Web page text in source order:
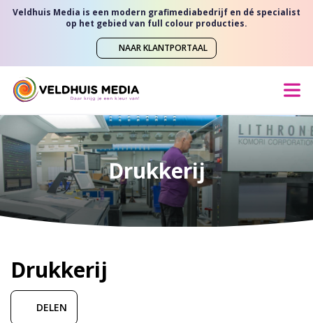
Veldhuis Media is een modern grafimediabedrijf en dé specialist
op het gebied van full colour producties.
NAAR KLANTPORTAAL
Drukkerij
Drukkerij
DELEN